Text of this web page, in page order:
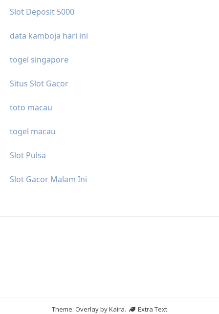
Slot Deposit 5000
data kamboja hari ini
togel singapore
Situs Slot Gacor
toto macau
togel macau
Slot Pulsa
Slot Gacor Malam Ini
Theme: Overlay byKaira.
Extra Text